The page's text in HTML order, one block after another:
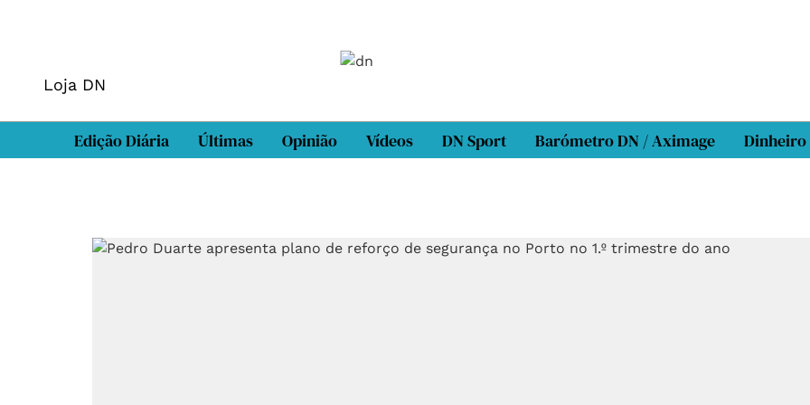
Loja DN
Edição Diária Últimas Opinião Vídeos DN Sport Barómetro DN / Aximage Dinheiro